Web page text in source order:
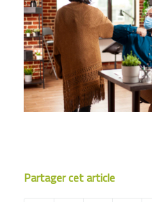
Partager cet article